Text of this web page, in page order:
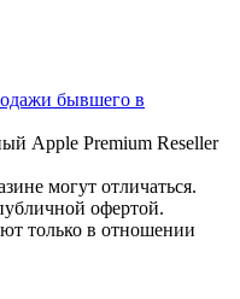
бывшего в
Apple Premium Reseller
могут отличаться.
офертой.
только в отношении